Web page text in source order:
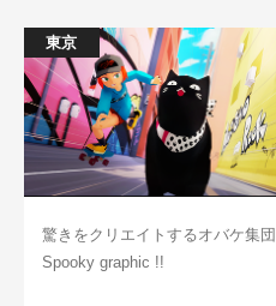
東京
驚きをクリエイトするオバケ集団
Spooky graphic !!